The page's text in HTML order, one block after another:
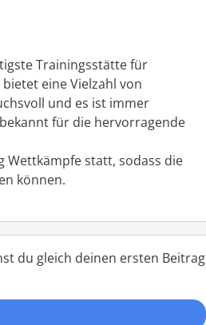
Trainingsstätte für
eine Vielzahl von
und es ist immer
für die hervorragende
Wettkämpfe statt, sodass die
können.
du gleich deinen ersten Beitrag